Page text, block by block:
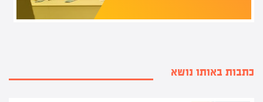
כתבות באותו נושא